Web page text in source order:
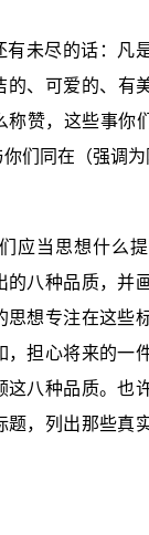
有未尽的话：凡
的、可爱的、有
称赞，这些事
们同在（强调为
应当思想什么
的八种品质，并
思想专注在这些
，担心将来的一
这八种品质。也
题，列出那些真